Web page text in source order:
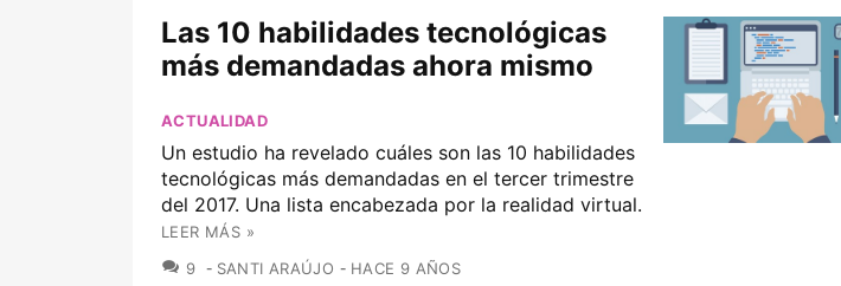
Las 10 habilidades tecnológicas
más demandadas ahora mismo
ACTUALIDAD
Un estudio ha revelado cuáles son las 10 habilidades
tecnológicas más demandadas en el tercer trimestre
del 2017. Una lista encabezada por la realidad virtual.
LEER MÁS »
9 COMENTARIOS
SANTI ARAÚJO HACE 9 AÑOS